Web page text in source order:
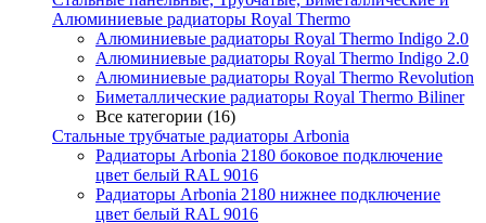
Алюминиевые радиаторы Royal Thermo
Алюминиевые радиаторы Royal Thermo Indigo 2.0
Алюминиевые радиаторы Royal Thermo Indigo 2.0
Алюминиевые радиаторы Royal Thermo Revolution
Биметаллические радиаторы Royal Thermo Biliner
Все категории (16)
Стальные трубчатые радиаторы Arbonia
Радиаторы Arbonia 2180 боковое подключение
цвет белый RAL 9016
Радиаторы Arbonia 2180 нижнее подключение
цвет белый RAL 9016